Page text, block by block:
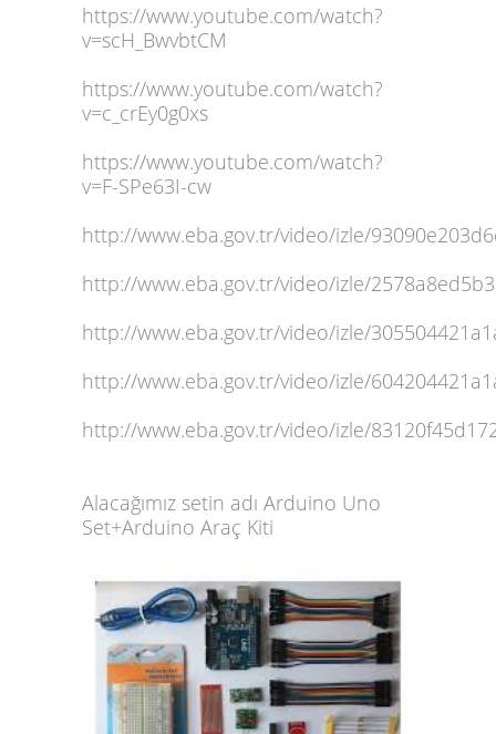
https://www.youtube.com/watch?
v=scH_BwvbtCM
https://www.youtube.com/watch?
v=c_crEy0g0xs
https://www.youtube.com/watch?
v=F-SPe63I-cw
http://www.eba.gov.tr/video/izle/
http://www.eba.gov.tr/video/izle/
http://www.eba.gov.tr/video/izle/
http://www.eba.gov.tr/video/izle/
http://www.eba.gov.tr/video/izle/
Alacağımız setin adı Arduino Uno
Set+Arduino Araç Kiti